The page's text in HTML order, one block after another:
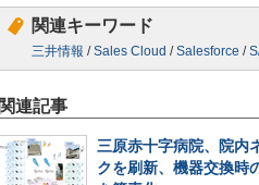
関連キーワード
三井情報 /Sales Cloud /Salesforce /
関連記事
三原赤十字病院、院内
クを刷新、機器交換時